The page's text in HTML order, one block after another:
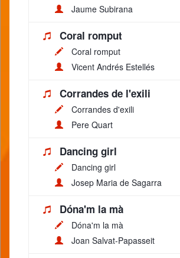
Jaume Subirana
Coral romput
Coral romput
Vicent Andrés Estellés
Corrandes de l'exili
Corrandes d'exili
Pere Quart
Dancing girl
Dancing girl
Josep Maria de Sagarra
Dóna'm la mà
Dóna'm la mà
Joan Salvat-Papasseit